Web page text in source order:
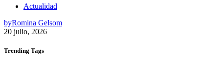
Actualidad
byRomina Gelsom
20 julio, 2026
Trending Tags